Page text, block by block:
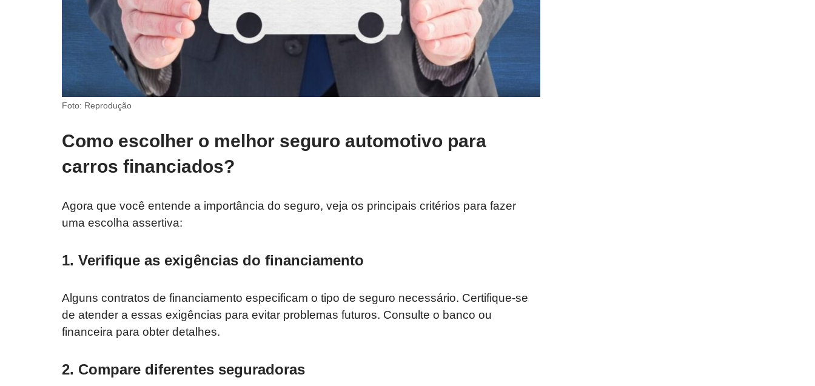
Foto: Reprodução
Como escolher o melhor seguro automotivo para
carros financiados?
Agora que você entende a importância do seguro, veja os principais critérios para fazer
uma escolha assertiva:
1. Verifique as exigências do financiamento
Alguns contratos de financiamento especificam o tipo de seguro necessário. Certifique-se
de atender a essas exigências para evitar problemas futuros. Consulte o banco ou
financeira para obter detalhes.
2. Compare diferentes seguradoras